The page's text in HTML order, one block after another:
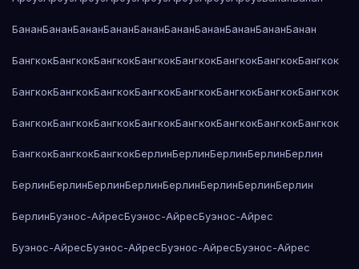
БананБананБананБананБананБананБананБананБананБанан
БангкокБангкокБангкокБангкокБангкокБангкокБангкокБангкок
БангкокБангкокБангкокБангкокБангкокБангкокБангкокБангкок
БангкокБангкокБангкокБангкокБангкокБангкокБангкокБангкок
БангкокБангкокБангкокБерлинБерлинБерлинБерлинБерлин
БерлинБерлинБерлинБерлинБерлинБерлинБерлинБерлин
БерлинБуэнос-АйресБуэнос-АйресБуэнос-Айрес
Буэнос-АйресБуэнос-АйресБуэнос-АйресБуэнос-Айрес